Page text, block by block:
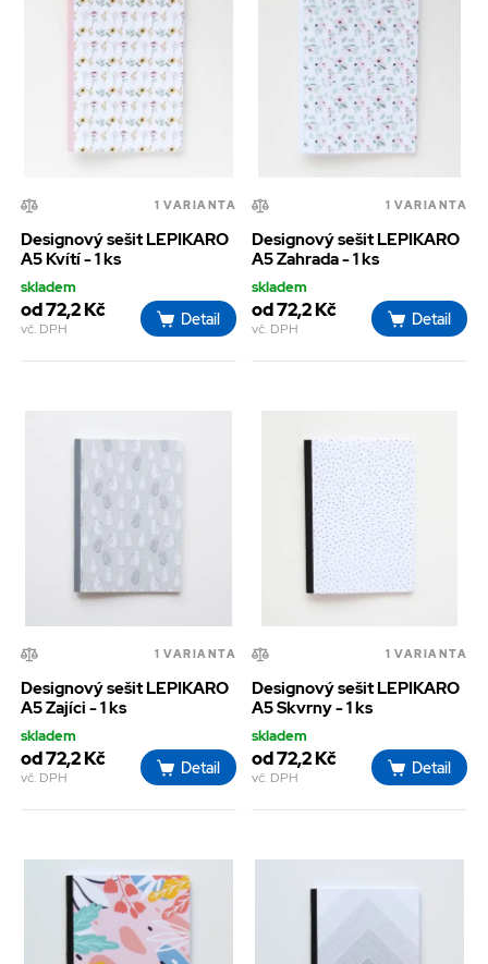
1 VARIANTA
Designový sešit LEPIKARO
A5 Kvítí - 1 ks
skladem
od 72,2 Kč
vč. DPH
Detail
1 VARIANTA
Designový sešit LEPIKARO
A5 Zahrada - 1 ks
skladem
od 72,2 Kč
vč. DPH
Detail
1 VARIANTA
Designový sešit LEPIKARO
A5 Zajíci - 1 ks
skladem
od 72,2 Kč
vč. DPH
Detail
1 VARIANTA
Designový sešit LEPIKARO
A5 Skvrny - 1 ks
skladem
od 72,2 Kč
vč. DPH
Detail